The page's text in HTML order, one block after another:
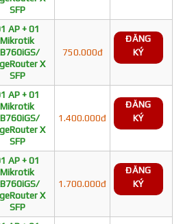
SFP
AP + 01
Mikrotik
X
SFP
750.000đ
ĐĂNG
KÝ
AP + 01
Mikrotik
X
SFP
1.400.000đ
ĐĂNG
KÝ
AP + 01
Mikrotik
X
SFP
1.700.000đ
ĐĂNG
KÝ